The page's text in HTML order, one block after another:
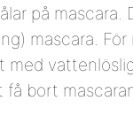
på
mascara.
bort